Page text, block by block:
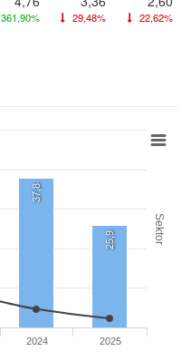
361,90% 29,48% 22,62%
Sektor
37,8
25,9
2024 2025